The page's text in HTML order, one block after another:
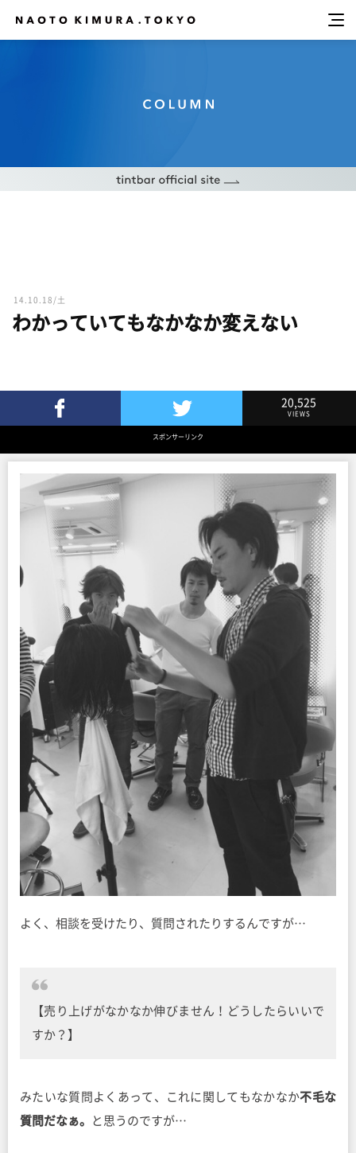
14.10.18/土
わかっていてもなかなか変えない
Twitterでツイート
20,525
VIEWS
スポンサーリンク
よく、相談を受けたり、質問されたりするんですが…
【売り上げがなかなか伸びません！どうしたらいいで
すか？】
みたいな質問よくあって、これに関してもなかなか不毛な
質問だなぁ。
と思うのですが…